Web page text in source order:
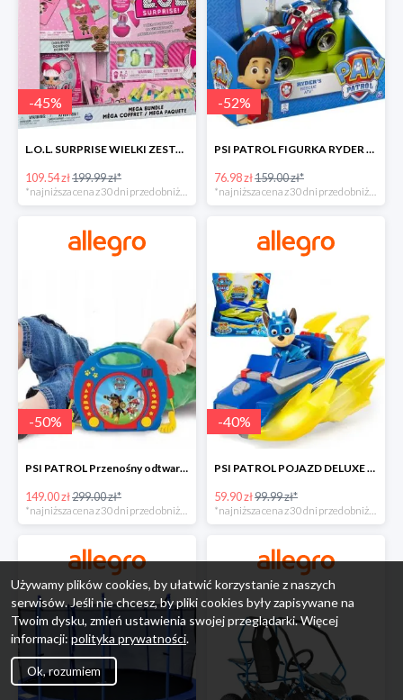
-45%
L.O.L. SURPRISE WIELKI ZESTAW NIESPODZIANKA 4 GRY -45%
109.54 zł199.99 zł*
-52%
PSI PATROL FIGURKA RYDER + QUAD POJAZD RATUNKOWY -51%
76.98 zł159.00 zł*
-50%
PSI PATROL Przenośny odtwarzacz CD Karaoke PAW -50%
149.00 zł299.00 zł*
*najniższa cena z 30 dni przed obniżką
-40%
PSI PATROL POJAZD DELUXE FIGURKA CHASE MIGHTY PUPS -40%
59.90 zł99.99 zł*
*najniższa cena z 30 dni przed obniżką
Używamy plików cookies, by ułatwić korzystanie z naszych
serwisów. Jeśli nie chcesz, by pliki cookies były zapisywane na
Twoim dysku, zmień ustawienia swojej przeglądarki. Więcej
informacji: polityka prywatności.
Ok, rozumiem